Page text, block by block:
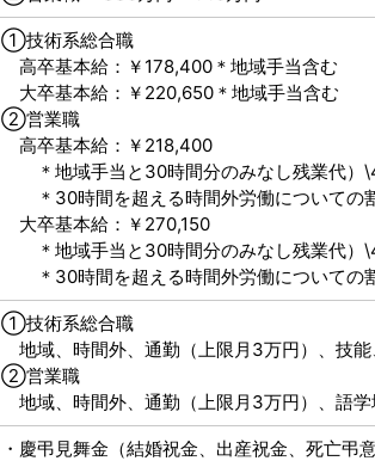
①技術系総合職
高卒基本給：￥178,400＊地域手当含む
大卒基本給：￥220,650＊地域手当含む
②営業職
高卒基本給：￥218,400
＊地域手当と30時間分のみなし残業代）
＊30時間を超える時間外労働についての
大卒基本給：￥270,150
＊地域手当と30時間分のみなし残業代）
＊30時間を超える時間外労働についての
①技術系総合職
地域、時間外、通勤（上限月3万円）、技
②営業職
地域、時間外、通勤（上限月3万円）、語
・慶弔見舞金（結婚祝金、出産祝金、死亡弔